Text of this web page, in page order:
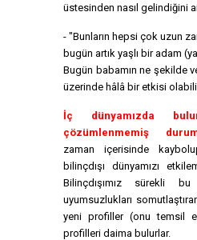
üstesinden nasıl gelindiğini
- "Bunların hepsi çok uzun
bugün artık yaşlı bir adam
Bugün babamın ne şekilde
üzerinde hâlâ bir etkisi
İç dünyamızda
çözümlenmemiş
zaman içerisinde
bilinçdışı dünyamızı
Bilinçdışımız sürekli bu
uyumsuzlukları
yeni profiller (onu temsil
profilleri daima bulurlar.